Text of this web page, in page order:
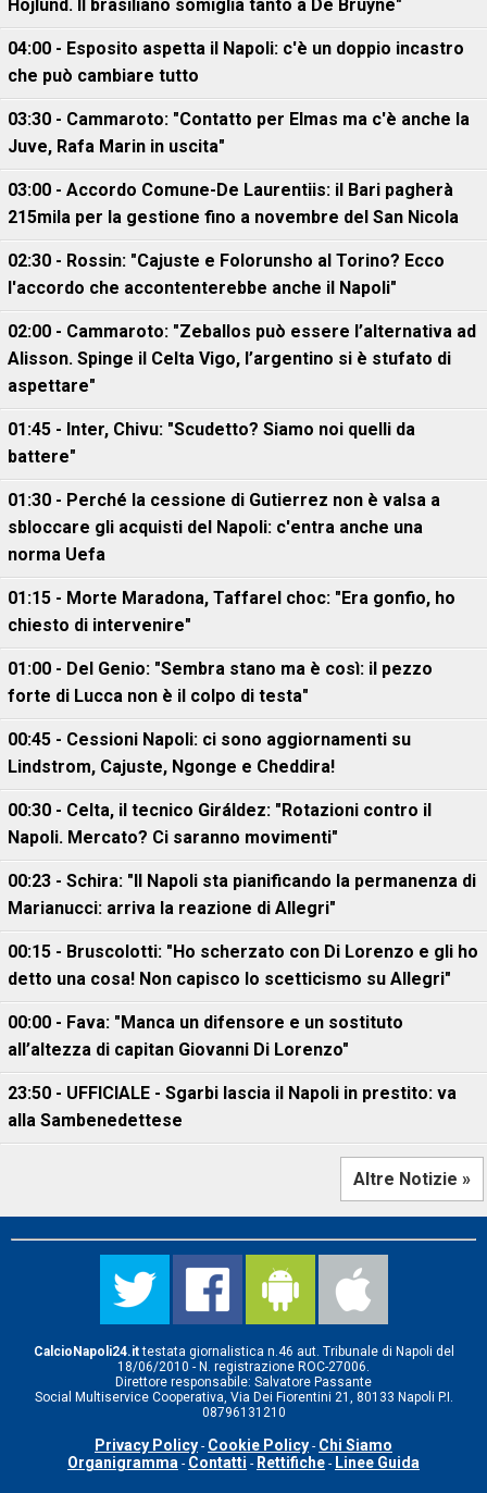
Hojlund. Il brasiliano somiglia tanto a De Bruyne"
04:00 - Esposito aspetta il Napoli: c'è un doppio incastro
che può cambiare tutto
03:30 - Cammaroto: "Contatto per Elmas ma c'è anche la
Juve, Rafa Marin in uscita"
03:00 - Accordo Comune-De Laurentiis: il Bari pagherà
215mila per la gestione fino a novembre del San Nicola
02:30 - Rossin: "Cajuste e Folorunsho al Torino? Ecco
l'accordo che accontenterebbe anche il Napoli"
02:00 - Cammaroto: "Zeballos può essere l’alternativa ad
Alisson. Spinge il Celta Vigo, l’argentino si è stufato di
aspettare"
01:45 - Inter, Chivu: "Scudetto? Siamo noi quelli da
battere"
01:30 - Perché la cessione di Gutierrez non è valsa a
sbloccare gli acquisti del Napoli: c'entra anche una
norma Uefa
01:15 - Morte Maradona, Taffarel choc: "Era gonfio, ho
chiesto di intervenire"
01:00 - Del Genio: "Sembra stano ma è così: il pezzo
forte di Lucca non è il colpo di testa"
00:45 - Cessioni Napoli: ci sono aggiornamenti su
Lindstrom, Cajuste, Ngonge e Cheddira!
00:30 - Celta, il tecnico Giráldez: "Rotazioni contro il
Napoli. Mercato? Ci saranno movimenti"
00:23 - Schira: "Il Napoli sta pianificando la permanenza di
Marianucci: arriva la reazione di Allegri"
00:15 - Bruscolotti: "Ho scherzato con Di Lorenzo e gli ho
detto una cosa! Non capisco lo scetticismo su Allegri"
00:00 - Fava: "Manca un difensore e un sostituto
all’altezza di capitan Giovanni Di Lorenzo"
23:50 - UFFICIALE - Sgarbi lascia il Napoli in prestito: va
alla Sambenedettese
Altre Notizie »
CalcioNapoli24.ittestata giornalistica n.46 aut. Tribunale di Napoli del
18/06/2010 - N. registrazione ROC-27006.
Direttore responsabile: Salvatore Passante
Social Multiservice Cooperativa, Via Dei Fiorentini 21, 80133 Napoli P.I.
08796131210
Privacy Policy - Cookie Policy - Chi Siamo
Organigramma - Contatti - Rettifiche - Linee Guida